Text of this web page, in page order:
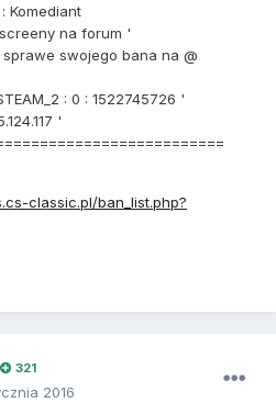
Komediant
na forum '
swojego bana na @
: 0 : 1522745726 '
'
classic.pl/ban_list.php?
321
2016